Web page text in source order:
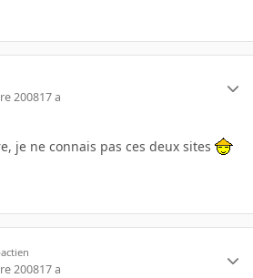
200817 a
je ne connais pas ces deux sites
200817 a